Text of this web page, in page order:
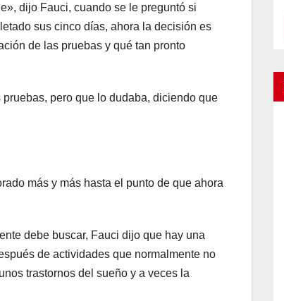
dijo Fauci, cuando se le preguntó si
sus cinco días, ahora la decisión es
de las pruebas y qué tan pronto
pero que lo dudaba, diciendo que
más y más hasta el punto de que ahora
debe buscar, Fauci dijo que hay una
de actividades que normalmente no
trastornos del sueño y a veces la